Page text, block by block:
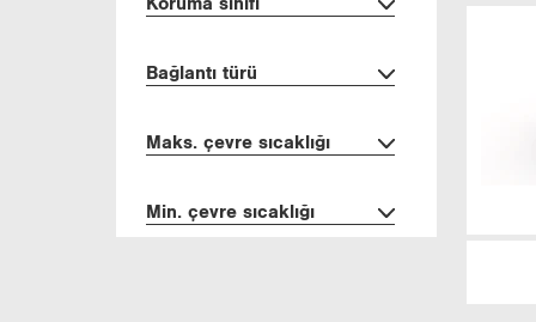
Bağ­lan­tı türü
Maks. çevre sı­cak­lı­ğı
Min. çevre sı­cak­lı­ğı